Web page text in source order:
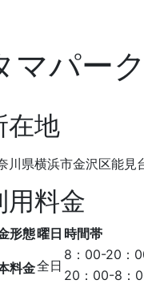
マパー
在地
川県横浜市金沢区能見
用料金
形態曜日 時間帯
料金全日
8：00-20：
20：00-8：